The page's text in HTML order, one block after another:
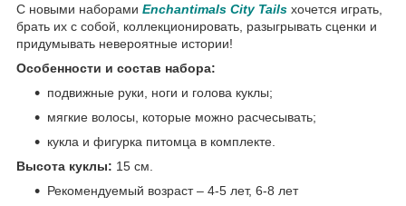
С новыми наборами Enchantimals City Tails хочется играть,
брать их с собой, коллекционировать, разыгрывать сценки и
придумывать невероятные истории!
Особенности и состав набора:
подвижные руки, ноги и голова куклы;
мягкие волосы, которые можно расчесывать;
кукла и фигурка питомца в комплекте.
Высота куклы: 15 см.
Рекомендуемый возраст – 4-5 лет, 6-8 лет